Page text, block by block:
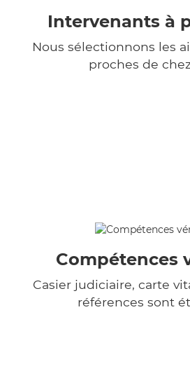
Intervenants à
Nous sélectionnons les
proches de
Compétences
Casier judiciaire, carte
références sont